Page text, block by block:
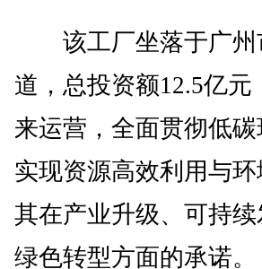
该工厂坐落于广州
道，总投资额12.5亿
来运营，全面贯彻低
实现资源高效利用与
其在产业升级、可持
绿色转型方面的承诺。